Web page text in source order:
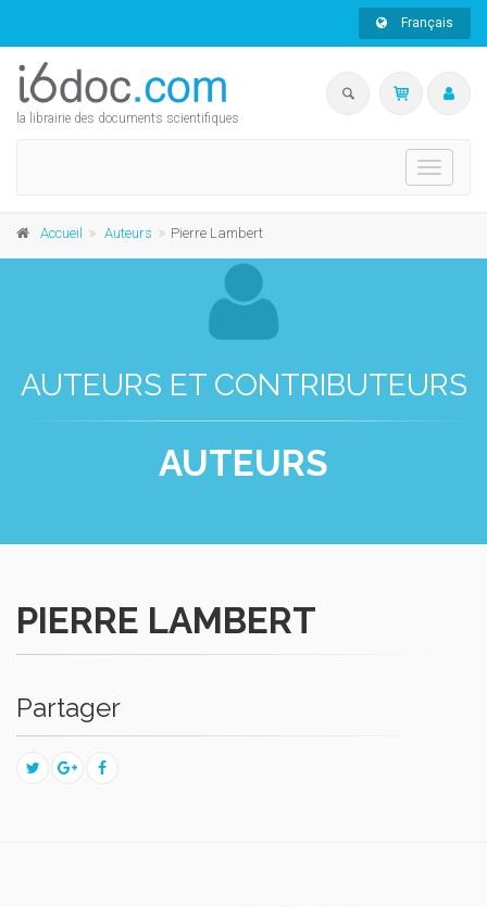
Français
la librairie des documents scientifiques
Toggle
Accueil Auteurs Pierre Lambert
AUTEURS ET CONTRIBUTEURS
AUTEURS
PIERRE LAMBERT
Partager